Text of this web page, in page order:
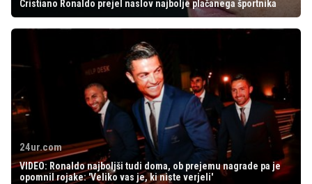
Cristiano Ronaldo prejel naslov najbolje plačanega športnika
24ur.com
VIDEO: Ronaldo najboljši tudi doma, ob prejemu nagrade pa je
opomnil rojake: 'Veliko vas je, ki niste verjeli'